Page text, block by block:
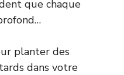
que chaque
planter des
dans votre